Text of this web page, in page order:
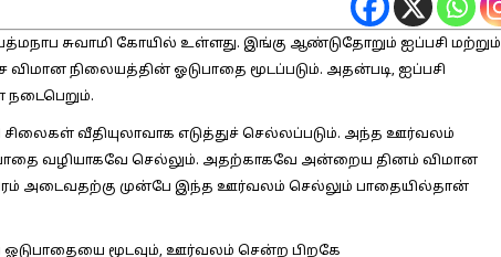
பத்மநாப சுவாமி கோயில் உள்ளது. இங்கு ஆண்டுதோறும் ஐப்பசி மற்றும்
நிலையத்தின் ஓடுபாதை மூடப்படும். அதன்படி, ஐப்பசி
நடைபெறும்.
சிலைகள் வீதியுலாவாக எடுத்துச் செல்லப்படும். அந்த ஊர்வலம்
வழியாகவே செல்லும். அதற்காகவே அன்றைய தினம் விமான
அடைவதற்கு முன்பே இந்த ஊர்வலம் செல்லும் பாதையில்தான்
மூடவும், ஊர்வலம் சென்ற பிறகே